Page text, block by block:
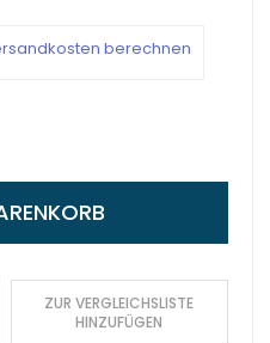
berechnen
ZUR VERGLEICHSLISTE
HINZUFÜGEN